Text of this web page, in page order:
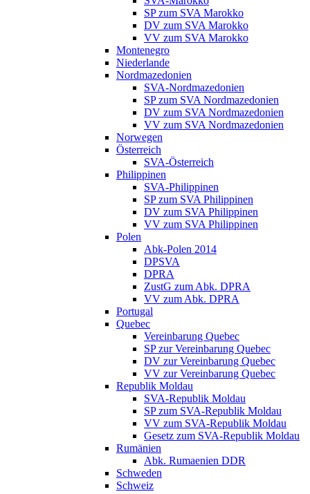
SP zum SVA Marokko
DV zum SVA Marokko
VV zum SVA Marokko
Montenegro
Niederlande
Nordmazedonien
SVA-Nordmazedonien
SP zum SVA Nordmazedonien
DV zum SVA Nordmazedonien
VV zum SVA Nordmazedonien
Norwegen
Österreich
SVA-Österreich
Philippinen
SVA-Philippinen
SP zum SVA Philippinen
DV zum SVA Philippinen
VV zum SVA Philippinen
Polen
Abk-Polen 2014
DPSVA
DPRA
ZustG zum Abk. DPRA
VV zum Abk. DPRA
Portugal
Quebec
Vereinbarung Quebec
SP zur Vereinbarung Quebec
DV zur Vereinbarung Quebec
VV zur Vereinbarung Quebec
Republik Moldau
SVA-Republik Moldau
SP zum SVA-Republik Moldau
VV zum SVA-Republik Moldau
Gesetz zum SVA-Republik Moldau
Rumänien
Abk. Rumaenien DDR
Schweden
Schweiz